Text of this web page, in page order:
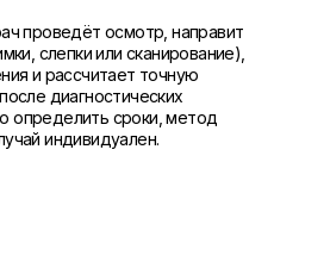
проведёт осмотр, направит
слепки или сканирование),
и рассчитает точную
диагностических
определить сроки, метод
индивидуален.